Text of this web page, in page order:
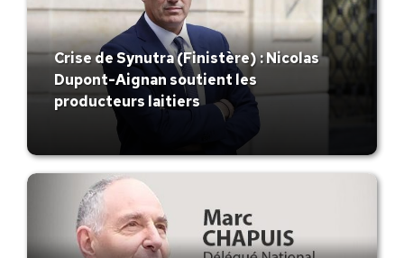
Crise de Synutra (Finistère) : Nicolas
Dupont-Aignan soutient les
producteurs laitiers